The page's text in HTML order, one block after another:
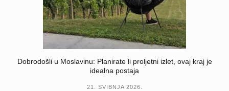
Dobrodošli u Moslavinu: Planirate li proljetni izlet, ovaj kraj je
idealna postaja
21. SVIBNJA 2026.